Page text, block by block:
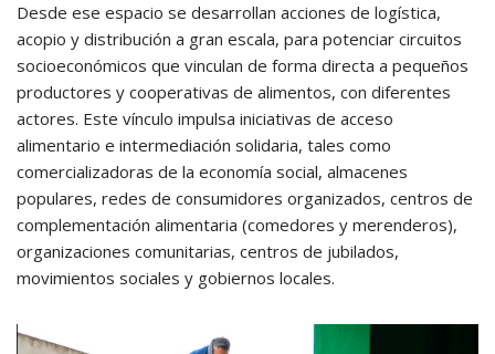
Desde ese espacio se desarrollan acciones de logística,
acopio y distribución a gran escala, para potenciar circuitos
socioeconómicos que vinculan de forma directa a pequeños
productores y cooperativas de alimentos, con diferentes
actores. Este vínculo impulsa iniciativas de acceso
alimentario e intermediación solidaria, tales como
comercializadoras de la economía social, almacenes
populares, redes de consumidores organizados, centros de
complementación alimentaria (comedores y merenderos),
organizaciones comunitarias, centros de jubilados,
movimientos sociales y gobiernos locales.